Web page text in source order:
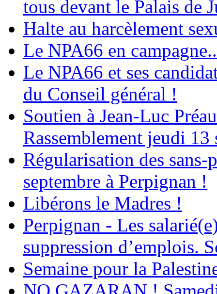
tous devant le Palais de
Halte au harcèlement
Le NPA66 en
Le NPA66 et ses
du Conseil général !
Soutien à Jean-Luc
Rassemblement jeudi 13
Régularisation des
septembre à Perpignan !
Libérons le Madres !
Perpignan - Les
suppression d’emplois.
Semaine pour la